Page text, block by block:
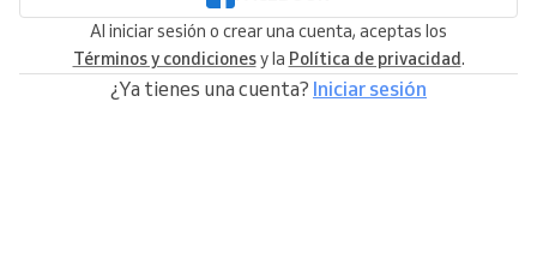
Al iniciar sesión o crear una cuenta, aceptas los
Términos y condicionesy la Política de privacidad.
¿Ya tienes una cuenta? Iniciar sesión